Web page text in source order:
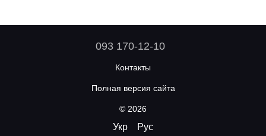
093 170-12-10
Контакты
Полная версия сайта
© 2026
Укр Рус